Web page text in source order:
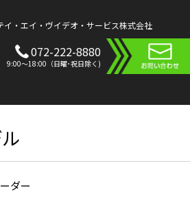
イ・エイ・ヴイデオ・サービス株式会社
072-222-8880
9:00〜18:00（日曜･祝日除く)
ダー